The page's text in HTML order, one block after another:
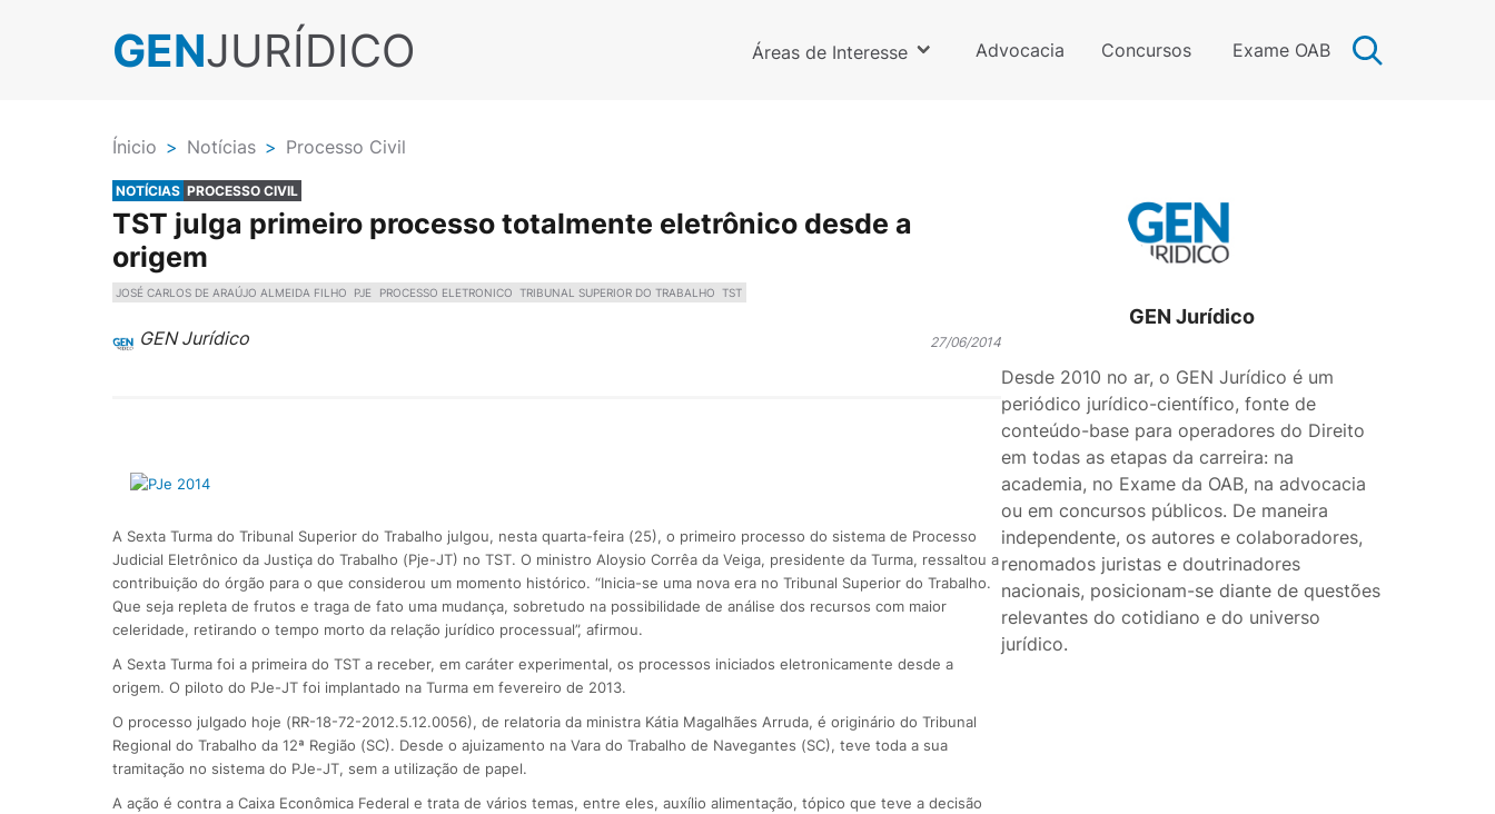
GENJURÍDICO Áreas de Interesse Advocacia Concursos Exame OAB
Ínicio > Notícias > Processo Civil
NOTÍCIAS PROCESSO CIVIL
TST julga primeiro processo totalmente eletrônico desde a
origem
JOSÉ CARLOS DE ARAÚJO ALMEIDA FILHO PJE PROCESSO ELETRONICO TRIBUNAL SUPERIOR DO TRABALHO TST
GEN Jurídico 27/06/2014
A Sexta Turma do Tribunal Superior do Trabalho julgou, nesta quarta-feira (25), o primeiro processo do sistema de Processo
Judicial Eletrônico da Justiça do Trabalho (Pje-JT) no TST. O ministro Aloysio Corrêa da Veiga, presidente da Turma, ressaltou a
contribuição do órgão para o que considerou um momento histórico. “Inicia-se uma nova era no Tribunal Superior do Trabalho.
Que seja repleta de frutos e traga de fato uma mudança, sobretudo na possibilidade de análise dos recursos com maior
celeridade, retirando o tempo morto da relação jurídico processual”, afirmou.
A Sexta Turma foi a primeira do TST a receber, em caráter experimental, os processos iniciados eletronicamente desde a
origem. O piloto do PJe-JT foi implantado na Turma em fevereiro de 2013.
O processo julgado hoje (RR-18-72-2012.5.12.0056), de relatoria da ministra Kátia Magalhães Arruda, é originário do Tribunal
Regional do Trabalho da 12ª Região (SC). Desde o ajuizamento na Vara do Trabalho de Navegantes (SC), teve toda a sua
tramitação no sistema do PJe-JT, sem a utilização de papel.
A ação é contra a Caixa Econômica Federal e trata de vários temas, entre eles, auxílio alimentação, tópico que teve a decisão
GEN Jurídico
Desde 2010 no ar, o GEN Jurídico é um
periódico jurídico-científico, fonte de
conteúdo-base para operadores do Direito
em todas as etapas da carreira: na
academia, no Exame da OAB, na advocacia
ou em concursos públicos. De maneira
independente, os autores e colaboradores,
renomados juristas e doutrinadores
nacionais, posicionam-se diante de questões
relevantes do cotidiano e do universo
jurídico.